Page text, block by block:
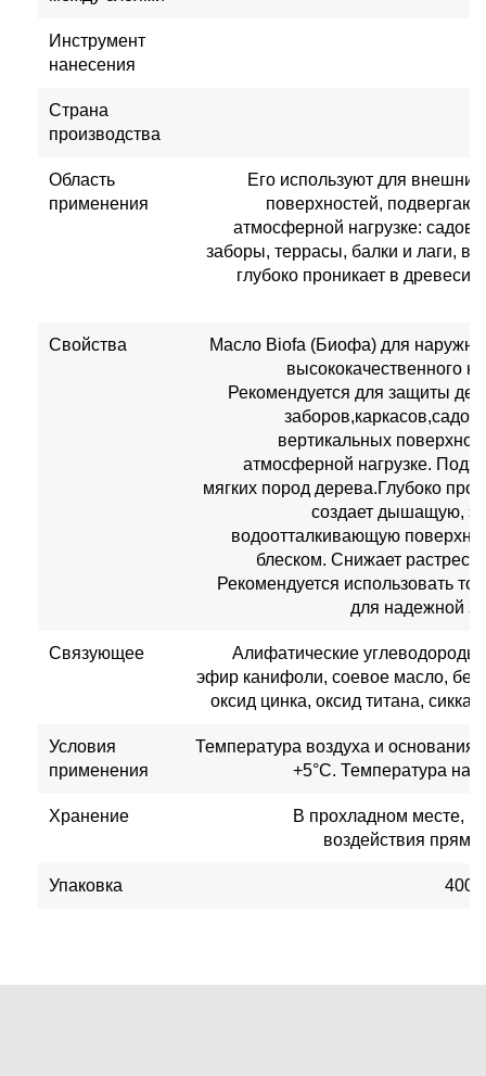
Инструмент
нанесения
Страна
производства
Область
применения
Его используют для
поверхностей,
атмосферной нагрузке:
заборы, террасы, балки и лаги,
глубоко проникает в
Свойства
Масло Biofa (Биофа) для
высококачественного
Рекомендуется для защиты
вертикальных
атмосферной нагрузке.
мягких пород дерева.Глубоко
создает дышащую,
водоотталкивающую
блеском. Снижает
Рекомендуется использовать
для надежной
Связующее
Алифатические
эфир канифоли, соевое масло,
оксид цинка, оксид титана,
Условия
применения
Температура воздуха и
+5°C. Температура
Хранение
В прохладном месте,
воздействия
Упаковка 400